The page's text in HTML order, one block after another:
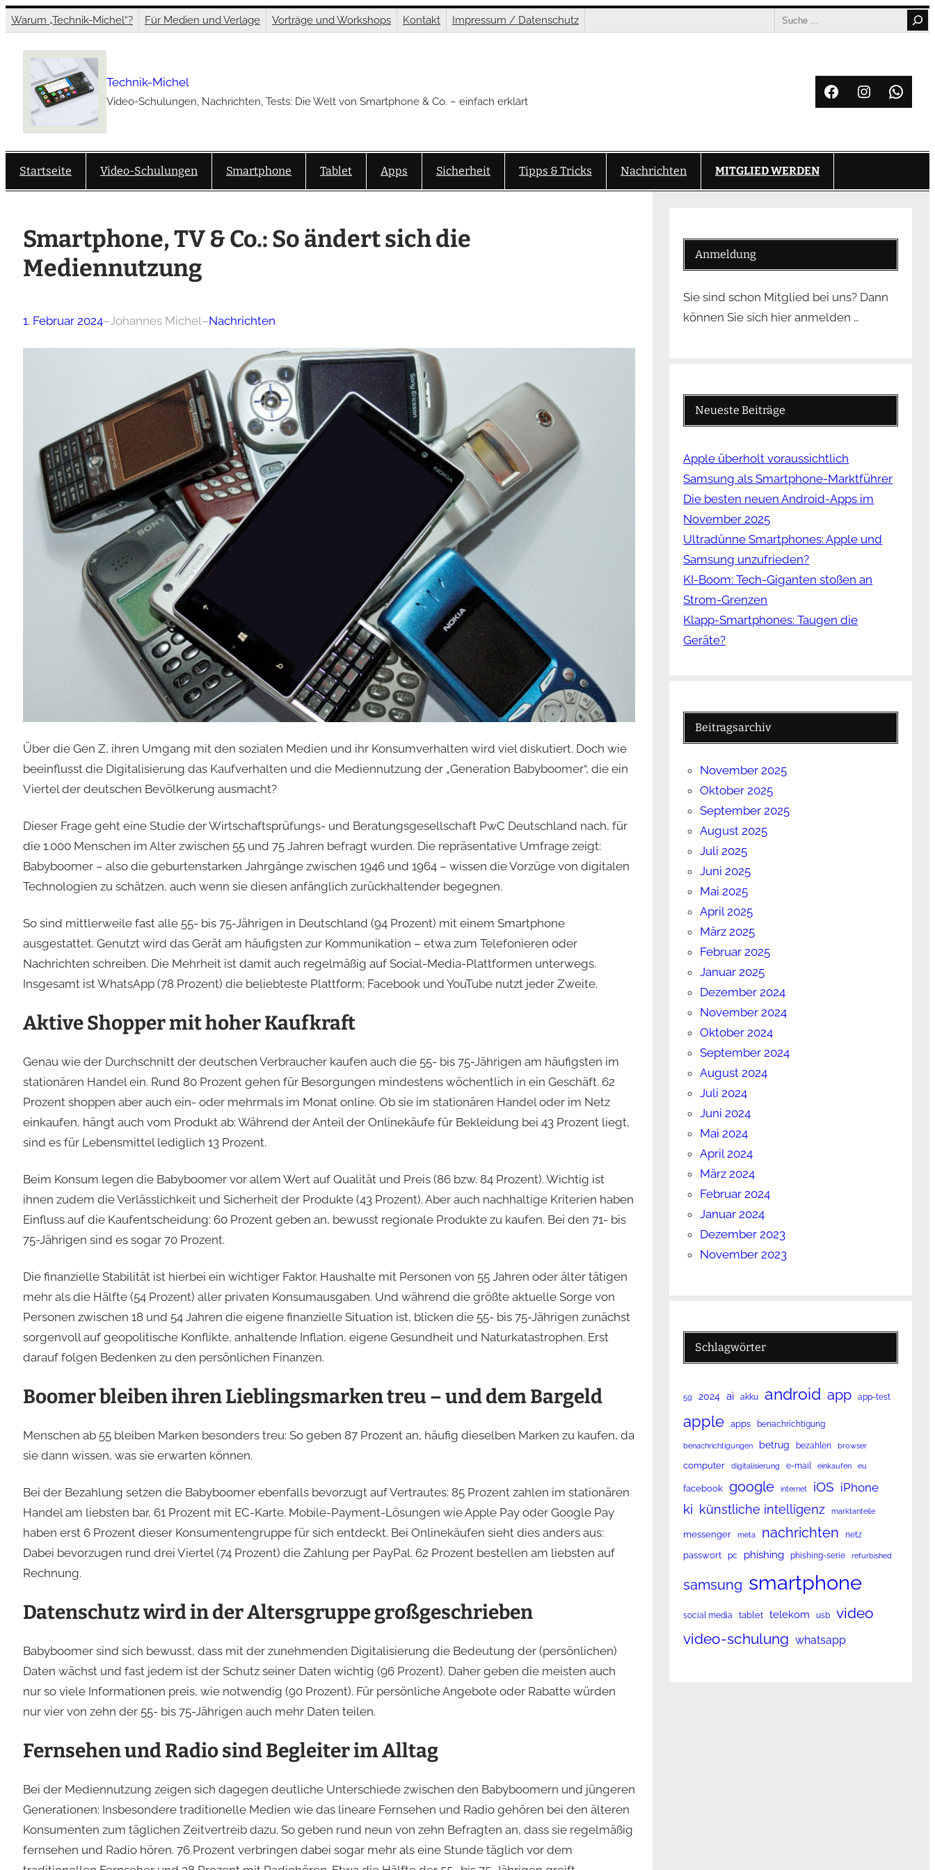
Zum
Inhalt
springen
Warum „Technik-Michel“? Für Medien und Verlage Vorträge und Workshops Kontakt Impressum / Datenschutz Search
Technik-Michel
Video-Schulungen, Nachrichten, Tests: Die Welt von Smartphone & Co. – einfach erklärt
Facebook
Instagram
Startseite Video-Schulungen Smartphone Tablet Apps Sicherheit Tipps & Tricks Nachrichten MITGLIED WERDEN
Smartphone, TV & Co.: So ändert sich die
Mediennutzung
1. Februar 2024–Johannes Michel–Nachrichten
Über die Gen Z, ihren Umgang mit den sozialen Medien und ihr Konsumverhalten wird viel diskutiert. Doch wie
beeinflusst die Digitalisierung das Kaufverhalten und die Mediennutzung der „Generation Babyboomer“, die ein
Viertel der deutschen Bevölkerung ausmacht?
Dieser Frage geht eine Studie der Wirtschaftsprüfungs- und Beratungsgesellschaft PwC Deutschland nach, für
die 1.000 Menschen im Alter zwischen 55 und 75 Jahren befragt wurden. Die repräsentative Umfrage zeigt:
Babyboomer – also die geburtenstarken Jahrgänge zwischen 1946 und 1964 – wissen die Vorzüge von digitalen
Technologien zu schätzen, auch wenn sie diesen anfänglich zurückhaltender begegnen.
So sind mittlerweile fast alle 55- bis 75-Jährigen in Deutschland (94 Prozent) mit einem Smartphone
ausgestattet. Genutzt wird das Gerät am häufigsten zur Kommunikation – etwa zum Telefonieren oder
Nachrichten schreiben. Die Mehrheit ist damit auch regelmäßig auf Social-Media-Plattformen unterwegs.
Insgesamt ist WhatsApp (78 Prozent) die beliebteste Plattform; Facebook und YouTube nutzt jeder Zweite.
Aktive Shopper mit hoher Kaufkraft
Genau wie der Durchschnitt der deutschen Verbraucher kaufen auch die 55- bis 75-Jährigen am häufigsten im
stationären Handel ein. Rund 80 Prozent gehen für Besorgungen mindestens wöchentlich in ein Geschäft. 62
Prozent shoppen aber auch ein- oder mehrmals im Monat online. Ob sie im stationären Handel oder im Netz
einkaufen, hängt auch vom Produkt ab: Während der Anteil der Onlinekäufe für Bekleidung bei 43 Prozent liegt,
sind es für Lebensmittel lediglich 13 Prozent.
Beim Konsum legen die Babyboomer vor allem Wert auf Qualität und Preis (86 bzw. 84 Prozent). Wichtig ist
ihnen zudem die Verlässlichkeit und Sicherheit der Produkte (43 Prozent). Aber auch nachhaltige Kriterien haben
Einfluss auf die Kaufentscheidung: 60 Prozent geben an, bewusst regionale Produkte zu kaufen. Bei den 71- bis
75-Jährigen sind es sogar 70 Prozent.
Die finanzielle Stabilität ist hierbei ein wichtiger Faktor. Haushalte mit Personen von 55 Jahren oder älter tätigen
mehr als die Hälfte (54 Prozent) aller privaten Konsumausgaben. Und während die größte aktuelle Sorge von
Personen zwischen 18 und 54 Jahren die eigene finanzielle Situation ist, blicken die 55- bis 75-Jährigen zunächst
sorgenvoll auf geopolitische Konflikte, anhaltende Inflation, eigene Gesundheit und Naturkatastrophen. Erst
darauf folgen Bedenken zu den persönlichen Finanzen.
Boomer bleiben ihren Lieblingsmarken treu – und dem Bargeld
Menschen ab 55 bleiben Marken besonders treu: So geben 87 Prozent an, häufig dieselben Marken zu kaufen, da
sie dann wissen, was sie erwarten können.
Bei der Bezahlung setzen die Babyboomer ebenfalls bevorzugt auf Vertrautes: 85 Prozent zahlen im stationären
Handel am liebsten bar, 61 Prozent mit EC-Karte. Mobile-Payment-Lösungen wie Apple Pay oder Google Pay
haben erst 6 Prozent dieser Konsumentengruppe für sich entdeckt. Bei Onlinekäufen sieht dies anders aus:
Dabei bevorzugen rund drei Viertel (74 Prozent) die Zahlung per PayPal. 62 Prozent bestellen am liebsten auf
Rechnung.
Datenschutz wird in der Altersgruppe großgeschrieben
Babyboomer sind sich bewusst, dass mit der zunehmenden Digitalisierung die Bedeutung der (persönlichen)
Daten wächst und fast jedem ist der Schutz seiner Daten wichtig (96 Prozent). Daher geben die meisten auch
nur so viele Informationen preis, wie notwendig (90 Prozent). Für persönliche Angebote oder Rabatte würden
nur vier von zehn der 55- bis 75-Jährigen auch mehr Daten teilen.
Fernsehen und Radio sind Begleiter im Alltag
Bei der Mediennutzung zeigen sich dagegen deutliche Unterschiede zwischen den Babyboomern und jüngeren
Generationen: Insbesondere traditionelle Medien wie das lineare Fernsehen und Radio gehören bei den älteren
Konsumenten zum täglichen Zeitvertreib dazu. So geben rund neun von zehn Befragten an, dass sie regelmäßig
fernsehen und Radio hören. 76 Prozent verbringen dabei sogar mehr als eine Stunde täglich vor dem
Anmeldung
Sie sind schon Mitglied bei uns? Dann
können Sie sich hier anmelden …
Neueste Beiträge
Apple überholt voraussichtlich
Samsung als Smartphone-Marktführer
Die besten neuen Android-Apps im
November 2025
Ultradünne Smartphones: Apple und
Samsung unzufrieden?
KI-Boom: Tech-Giganten stoßen an
Strom-Grenzen
Klapp-Smartphones: Taugen die
Geräte?
Beitragsarchiv
November 2025
Oktober 2025
September 2025
August 2025
Juli 2025
Juni 2025
Mai 2025
April 2025
März 2025
Februar 2025
Januar 2025
Dezember 2024
November 2024
Oktober 2024
September 2024
August 2024
Juli 2024
Juni 2024
Mai 2024
April 2024
März 2024
Februar 2024
Januar 2024
Dezember 2023
November 2023
Schlagwörter
5g 2024 ai akku android app app-test
apple apps benachrichtigung
benachrichtigungen betrug bezahlen browser
computer digitalisierung e-mail einkaufen eu
facebook google internet iOS iPhone
ki künstliche intelligenz marktanteile
messenger meta nachrichten netz
passwort pc phishing phishing-serie refurbished
samsung smartphone
social media tablet telekom usb
video
video-schulung whatsapp